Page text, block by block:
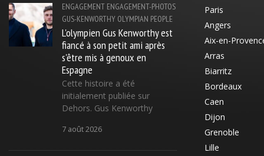
ENGAGEMENT ENGAGEMENT-PHOTOS
GUS-KENWORTHY OLYMPIAN PEOPLE
L'olympien Gus Kenworthy est
fiancé à son petit ami après
s'être mis à genoux en
Espagne
Cette histoire a été
initialement publiée sur
Dehors. Gus Kenworthy
7 août 2026
Paris
Angers
Aix-en-
Arras
Biarritz
Bordeaux
Caen
Dijon
Grenoble
Lille